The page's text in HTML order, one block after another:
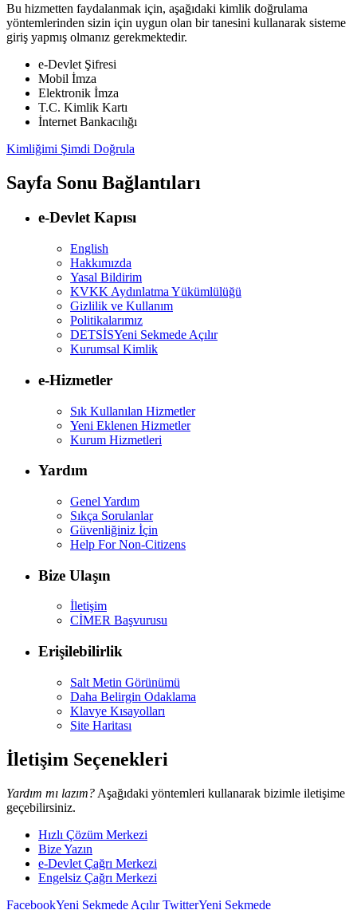
Bu hizmetten faydalanmak için, aşağıdaki kimlik doğrulama
yöntemlerinden sizin için uygun olan bir tanesini kullanarak sisteme
giriş yapmış olmanız gerekmektedir.
e-Devlet Şifresi
Mobil İmza
Elektronik İmza
T.C. Kimlik Kartı
İnternet Bankacılığı
Kimliğimi Şimdi Doğrula
Sayfa Sonu Bağlantıları
e-Devlet Kapısı
English
Hakkımızda
Yasal Bildirim
KVKK Aydınlatma Yükümlülüğü
Gizlilik ve Kullanım
Politikalarımız
DETSİSYeni Sekmede Açılır
Kurumsal Kimlik
e-Hizmetler
Sık Kullanılan Hizmetler
Yeni Eklenen Hizmetler
Kurum Hizmetleri
Yardım
Genel Yardım
Sıkça Sorulanlar
Güvenliğiniz İçin
Help For Non-Citizens
Bize Ulaşın
İletişim
CİMER Başvurusu
Erişilebilirlik
Salt Metin Görünümü
Daha Belirgin Odaklama
Klavye Kısayolları
Site Haritası
İletişim Seçenekleri
Yardım mı lazım? Aşağıdaki yöntemleri kullanarak bizimle iletişime
geçebilirsiniz.
Hızlı Çözüm Merkezi
Bize Yazın
e-Devlet Çağrı Merkezi
Engelsiz Çağrı Merkezi
FacebookYeni Sekmede AçılırTwitterYeni Sekmede